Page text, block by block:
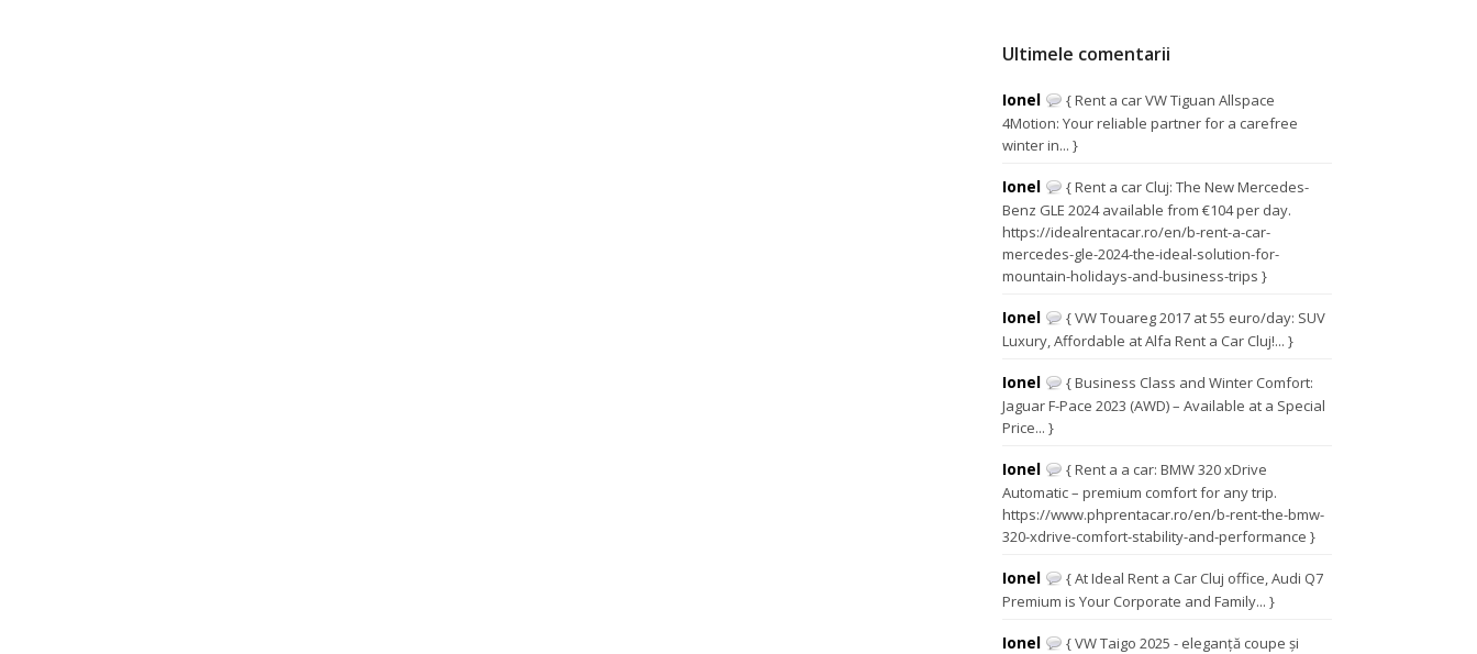
Ultimele comentarii
Ionel
{ Rent a car VW Tiguan Allspace
4Motion: Your reliable partner for a carefree
winter in... }
Ionel
{ Rent a car Cluj: The New Mercedes-
Benz GLE 2024 available from €104 per day.
https://idealrentacar.ro/en/b-rent-a-car-
mercedes-gle-2024-the-ideal-solution-for-
mountain-holidays-and-business-trips }
Ionel
{ VW Touareg 2017 at 55 euro/day: SUV
Luxury, Affordable at Alfa Rent a Car Cluj!... }
Ionel
{ Business Class and Winter Comfort:
Jaguar F-Pace 2023 (AWD) – Available at a Special
Price... }
Ionel
{ Rent a a car: BMW 320 xDrive
Automatic – premium comfort for any trip.
https://www.phprentacar.ro/en/b-rent-the-bmw-
320-xdrive-comfort-stability-and-performance }
Ionel
{ At Ideal Rent a Car Cluj office, Audi Q7
Premium is Your Corporate and Family... }
Ionel
{ VW Taigo 2025 - eleganță coupe și